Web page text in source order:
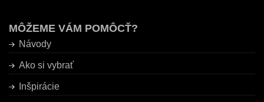
MÔŽEME VÁM POMÔCŤ?
Návody
Ako si vybrať
Inšpirácie